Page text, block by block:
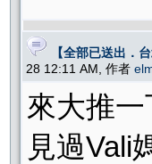
【全部已送出．
28 12:11 AM, 作者
來大推一
見過Vali